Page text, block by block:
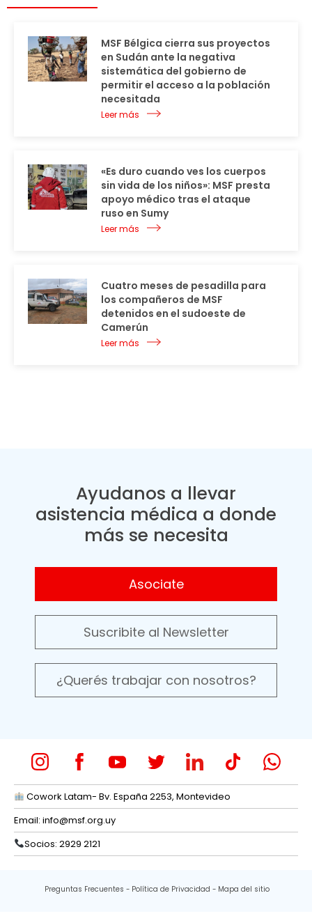
MSF Bélgica cierra sus proyectos
en Sudán ante la negativa
sistemática del gobierno de
permitir el acceso a la población
necesitada
Leer más
«Es duro cuando ves los cuerpos
sin vida de los niños»: MSF presta
apoyo médico tras el ataque
ruso en Sumy
Leer más
Cuatro meses de pesadilla para
los compañeros de MSF
detenidos en el sudoeste de
Camerún
Leer más
Ayudanos a llevar
asistencia médica a donde
más se necesita
Asociate
Suscribite al Newsletter
¿Querés trabajar con nosotros?
Cowork Latam- Bv. España 2253, Montevideo
Email: info@msf.org.uy
Socios: 2929 2121
Preguntas Frecuentes Política de Privacidad Mapa del sitio